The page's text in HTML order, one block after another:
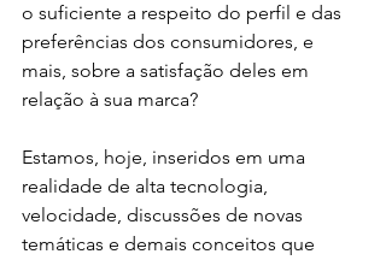
o suficiente a respeito do perfil e das
preferências dos consumidores, e
mais, sobre a satisfação deles em
relação à sua marca?
Estamos, hoje, inseridos em uma
realidade de alta tecnologia,
velocidade, discussões de novas
temáticas e demais conceitos que